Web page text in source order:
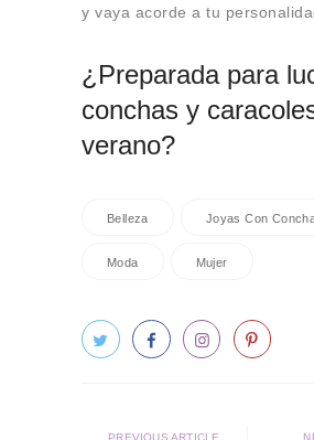
y vaya acorde a tu
¿Preparada para
conchas y
verano?
Belleza Joyas Con
Moda Mujer
Previous
PREVIOUS ARTICLE